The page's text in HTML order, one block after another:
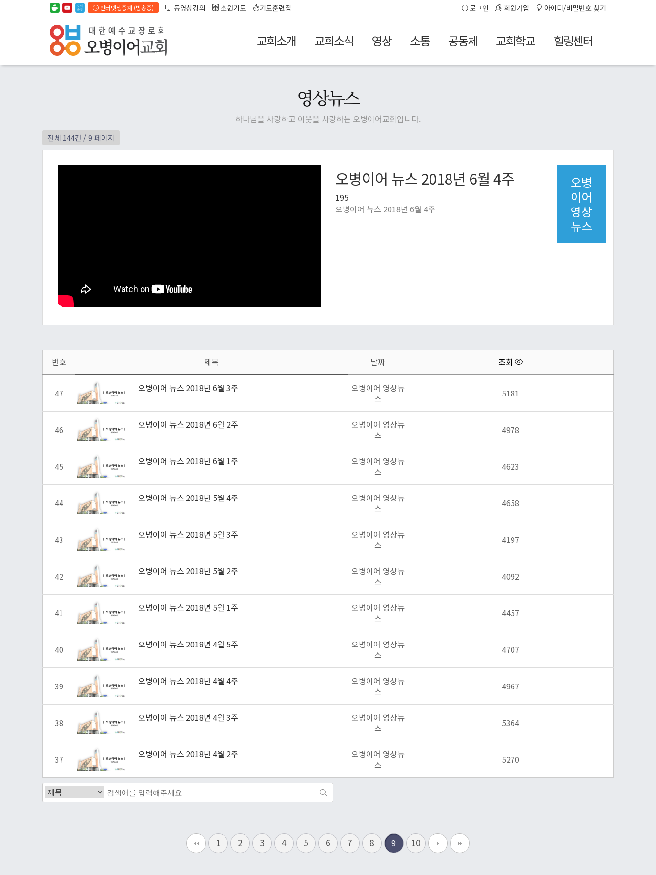
인터넷생중계 (방송중) 동영상강의 소원기도 기도훈련집 로그인 회원가입 아이디/비밀번호 찾기
교회소개 교회소식 영상 소통 공동체 교회학교 힐링센터
영상뉴스
하나님을 사랑하고 이웃을 사랑하는 오병이어교회입니다.
전체 144건 / 9 페이지
오병
이어
영상
뉴스
오병이어 뉴스 2018년 6월 4주
195
오병이어 뉴스 2018년 6월 4주
번호 제목 날짜 조회
47 오병이어 뉴스 2018년 6월 3주
오병이어 영상뉴
스
5181
46 오병이어 뉴스 2018년 6월 2주
오병이어 영상뉴
스
4978
45 오병이어 뉴스 2018년 6월 1주
오병이어 영상뉴
스
4623
44 오병이어 뉴스 2018년 5월 4주
오병이어 영상뉴
스
4658
43 오병이어 뉴스 2018년 5월 3주
오병이어 영상뉴
스
4197
42 오병이어 뉴스 2018년 5월 2주
오병이어 영상뉴
스
4092
41 오병이어 뉴스 2018년 5월 1주
오병이어 영상뉴
스
4457
40 오병이어 뉴스 2018년 4월 5주
오병이어 영상뉴
스
4707
39 오병이어 뉴스 2018년 4월 4주
오병이어 영상뉴
스
4967
38 오병이어 뉴스 2018년 4월 3주
오병이어 영상뉴
스
5364
37 오병이어 뉴스 2018년 4월 2주
오병이어 영상뉴
스
5270
1 2 3 4 5 6 7 8 9 10
다음 맨끝